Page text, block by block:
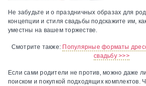
Не забудьте и о праздничных образах для
концепции и стиля свадьбы подскажите им,
уместны на вашем торжестве.
Смотрите также: Популярные форматы
свадьбу >>>
Если сами родители не против, можно даже
поиском и покупкой подходящих комплектов.